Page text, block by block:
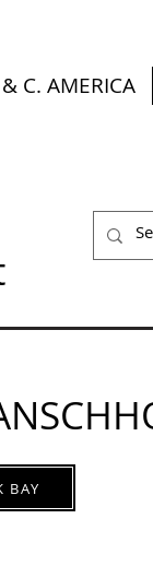
C. AMERICA
BAY